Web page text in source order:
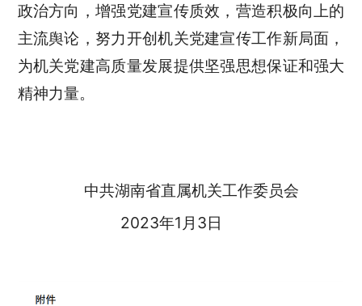
政治方向，增强党建宣传质效，营造积极向上的
主流舆论，努力开创机关党建宣传工作新局面，
为机关党建高质量发展提供坚强思想保证和强大
精神力量。
中共湖南省直属机关工作委员会
2023年1月3日